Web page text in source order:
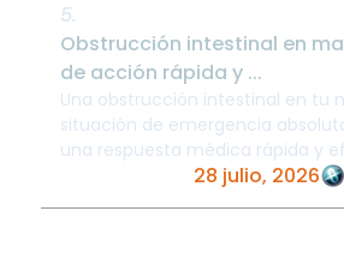
5.
Obstrucción intestinal en
de acción rápida y ...
Una obstrucción intestinal en tu
situación de emergencia
una respuesta médica rápida y
bloqueo, frecuentemente
28 julio, 2026